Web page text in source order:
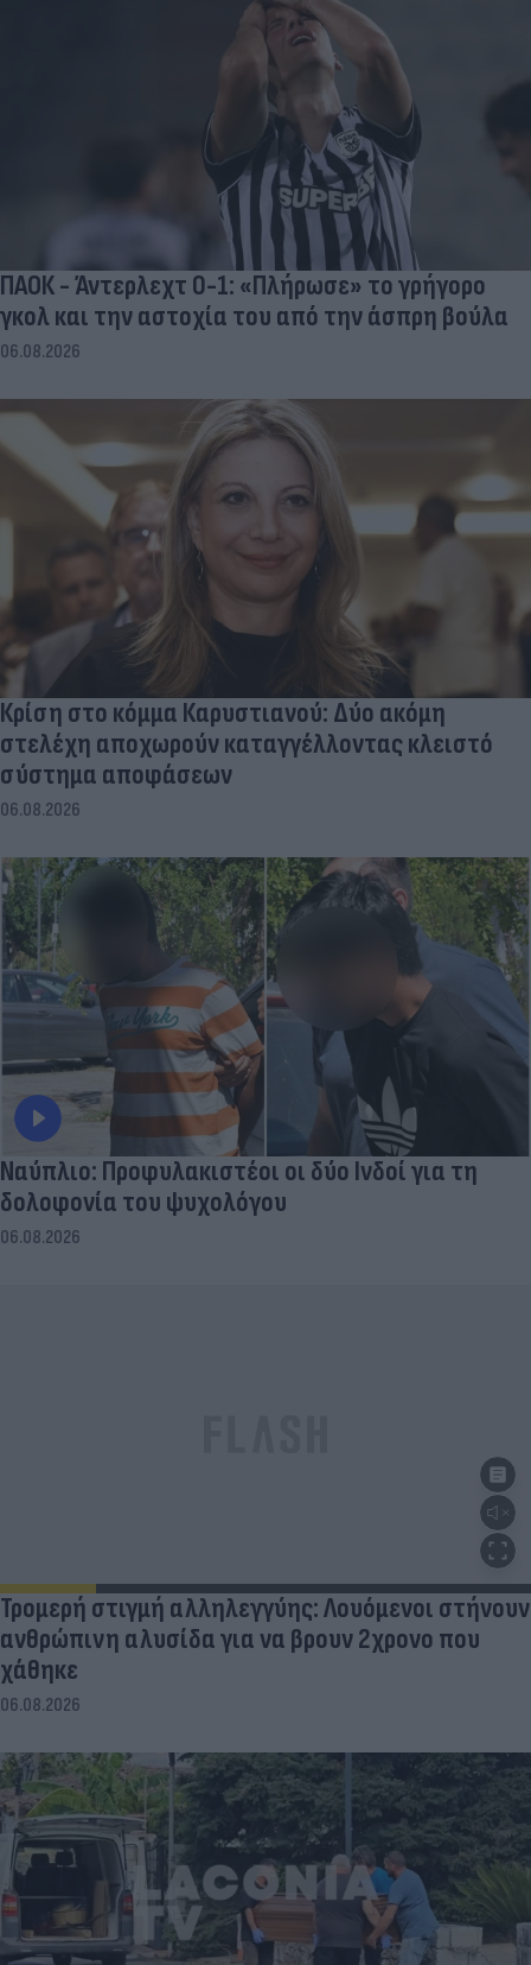
ΠΑΟΚ - Άντερλεχτ 0-1: «Πλήρωσε» το γρήγορο
γκολ και την αστοχία του από την άσπρη βούλα
06.08.2026
Κρίση στο κόμμα Καρυστιανού: Δύο ακόμη
στελέχη αποχωρούν καταγγέλλοντας κλειστό
σύστημα αποφάσεων
06.08.2026
Ναύπλιο: Προφυλακιστέοι οι δύο Ινδοί για τη
δολοφονία του ψυχολόγου
06.08.2026
Τρομερή στιγμή αλληλεγγύης: Λουόμενοι στήνουν
ανθρώπινη αλυσίδα για να βρουν 2χρονο που
χάθηκε
06.08.2026